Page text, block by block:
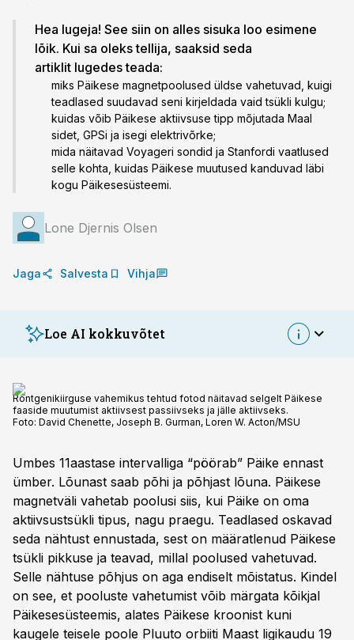
Hea lugeja! See siin on alles sisuka loo esimene
lõik. Kui sa oleks tellija, saaksid seda
artiklit lugedes teada:
miks Päikese magnetpoolused üldse vahetuvad, kuigi
teadlased suudavad seni kirjeldada vaid tsükli kulgu;
kuidas võib Päikese aktiivsuse tipp mõjutada Maal
sidet, GPSi ja isegi elektrivõrke;
mida näitavad Voyageri sondid ja Stanfordi vaatlused
selle kohta, kuidas Päikese muutused kanduvad läbi
kogu Päikesesüsteemi.
Lone Djernis Olsen
Jaga Salvesta Vihja
Loe AI kokkuvõtet
Röntgenikiirguse vahemikus tehtud fotod näitavad selgelt Päikese
faaside muutumist aktiivsest passiivseks ja jälle aktiivseks.
Foto: David Chenette, Joseph B. Gurman, Loren W. Acton/MSU
Umbes 11aastase intervalliga “pöörab” Päike ennast
ümber. Lõunast saab põhi ja põhjast lõuna. Päikese
magnetväli vahetab poolusi siis, kui Päike on oma
aktiivsustsükli tipus, nagu praegu. Teadlased oskavad
seda nähtust ennustada, sest on määratlenud Päikese
tsükli pikkuse ja teavad, millal poolused vahetuvad.
Selle nähtuse põhjus on aga endiselt mõistatus. Kindel
on see, et pooluste vahetumist võib märgata kõikjal
Päikesesüsteemis, alates Päikese kroonist kuni
kaugele teisele poole Pluuto orbiiti Maast ligikaudu 19